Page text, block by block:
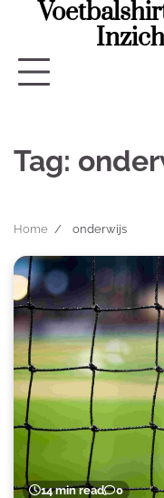
Tag:
Home onderwijs
14 min read 0